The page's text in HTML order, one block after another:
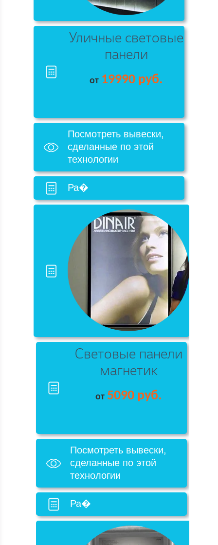
Уличные световые
панели
от 19990 руб.
Посмотреть вывески,
сделанные по этой
технологии
Ра�
Световые панели
магнетик
от 5090 руб.
Посмотреть вывески,
сделанные по этой
технологии
Ра�